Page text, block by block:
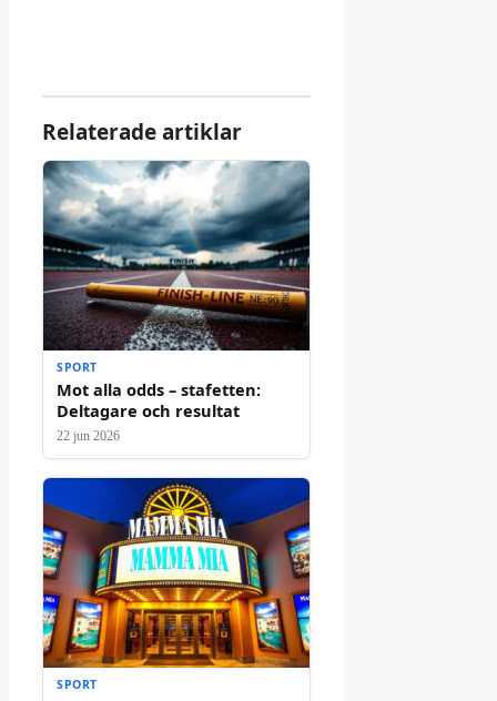
Relaterade artiklar
SPORT
Mot alla odds – stafetten:
Deltagare och resultat
22 jun 2026
SPORT